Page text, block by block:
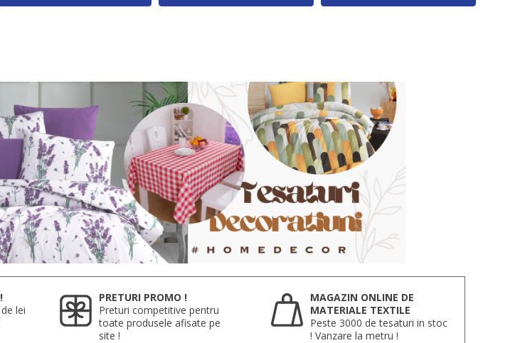
lei
PRETURI PROMO !
Preturi competitive pentru
toate produsele afisate pe
site !
MAGAZIN ONLINE DE
MATERIALE TEXTILE
Peste 3000 de tesaturi in stoc
! Vanzare la metru !